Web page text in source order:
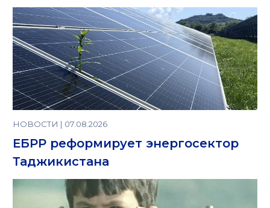
НОВОСТИ | 07.08.2026
ЕБРР реформирует энергосектор
Таджикистана